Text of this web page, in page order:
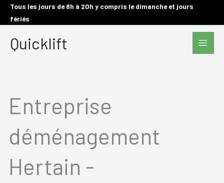
AllerTous les jours de 8h à 20h y compris le dimanche et jours
fériés
Quicklift
Main
Entreprise
déménagement
Hertain -